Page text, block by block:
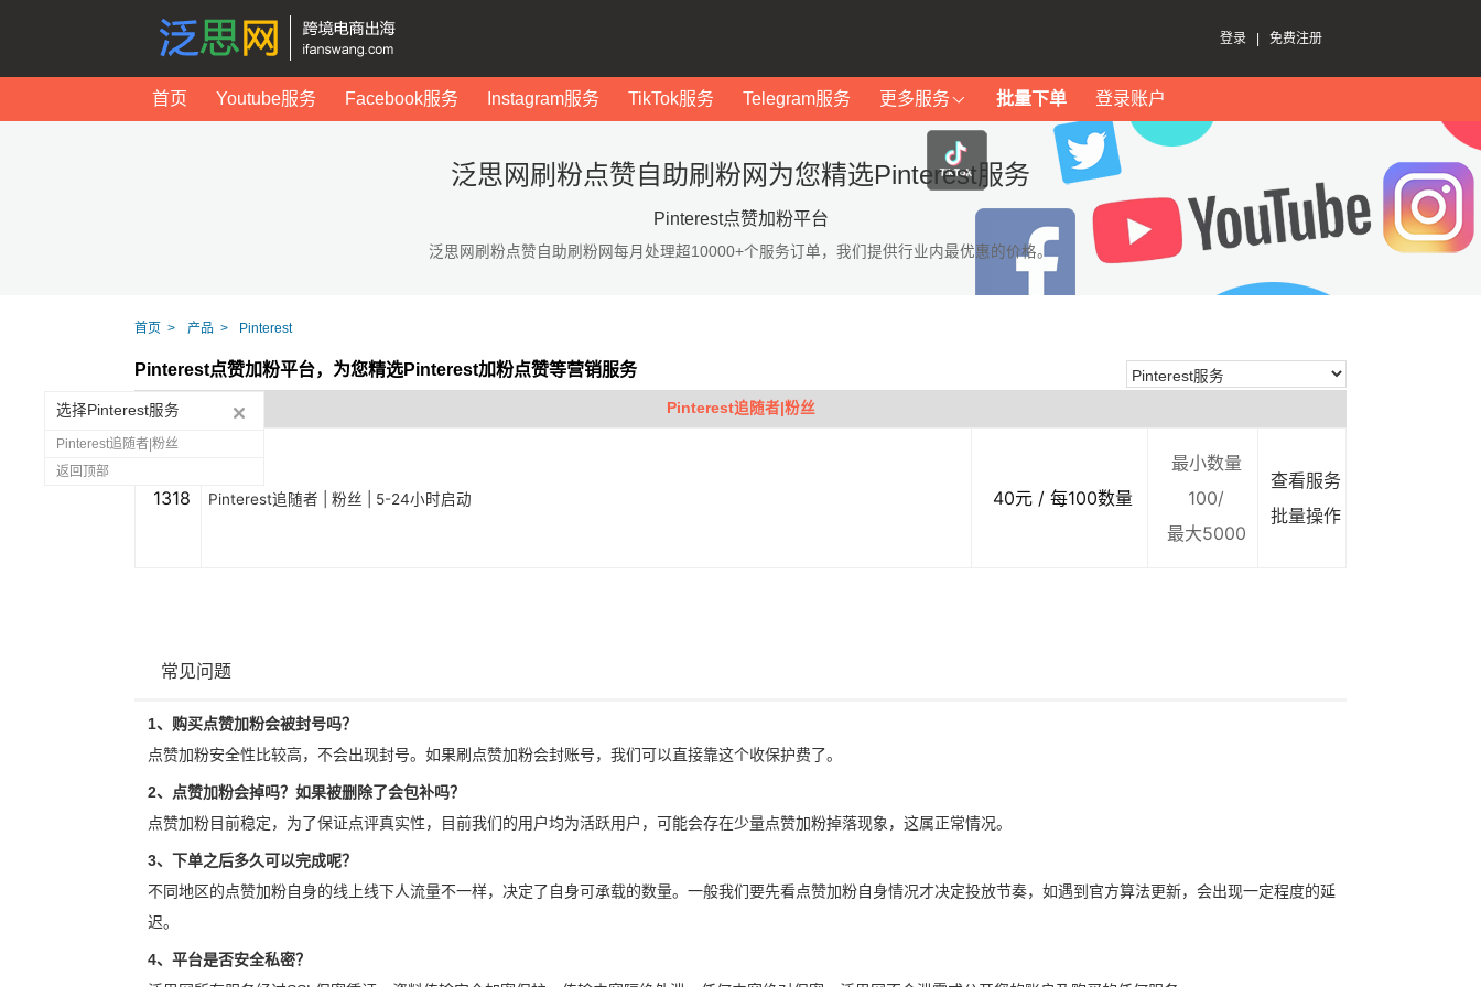
登录 免费注册
首页 Youtube服务 Facebook服务 Instagram服务 TikTok服务 Telegram服务 更多服务 批量下单 登录账户
泛思网刷粉点赞自助刷粉网为您精选Pinterest服务
Pinterest点赞加粉平台
泛思网刷粉点赞自助刷粉网每月处理超10000+个服务订单，我们提供行业内最优惠的价格。
首页 产品 Pinterest
Pinterest点赞加粉平台，为您精选Pinterest加粉点赞等营销服务
Pinterest追随者|粉丝
1318 Pinterest追随者 | 粉丝 | 5-24小时启动 40元 / 每100数量
最小数量
100/
最大5000
查看服务
批量操作
常见问题
1、购买点赞加粉会被封号吗？
点赞加粉安全性比较高，不会出现封号。如果刷点赞加粉会封账号，我们可以直接靠这个收保护费了。
2、点赞加粉会掉吗？如果被删除了会包补吗？
点赞加粉目前稳定，为了保证点评真实性，目前我们的用户均为活跃用户，可能会存在少量点赞加粉掉落现象，这属正常情况。
3、下单之后多久可以完成呢？
不同地区的点赞加粉自身的线上线下人流量不一样，决定了自身可承载的数量。一般我们要先看点赞加粉自身情况才决定投放节奏，如遇到官方算法更新，会出现一定程度的延
迟。
4、平台是否安全私密？
选择Pinterest服务
Pinterest追随者|粉丝
返回顶部